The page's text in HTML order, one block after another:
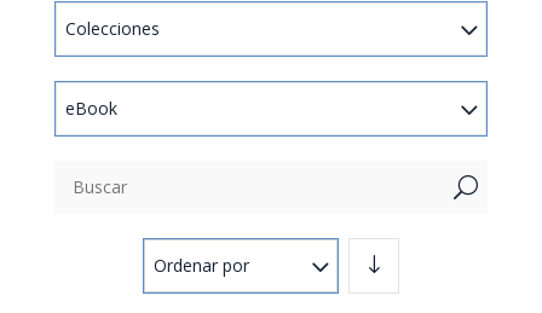
Colecciones
eBook
U
Ordenar por